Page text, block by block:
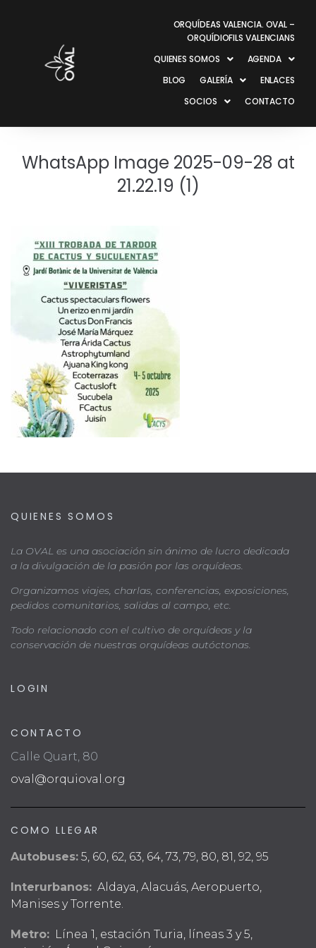
ORQUÍDEAS VALENCIA. OVAL –
ORQUÍDIOFILS VALENCIANS
QUIENES SOMOS
AGENDA
BLOG
GALERÍA
ENLACES
SOCIOS
CONTACTO
WhatsApp Image 2025-09-28 at
21.22.19 (1)
QUIENES SOMOS
La OVAL es una asociación sin ánimo de lucro dedicada
a la divulgación de la pasión por las orquídeas.
Organizamos viajes, charlas, conferencias, exposiciones,
pedidos comunitarios, salidas al campo, etc.
Todo relacionado con el cultivo de orquídeas y la
conservación de nuestras orquídeas autóctonas.
LOGIN
CONTACTO
Calle Quart, 80
oval@orquioval.org
COMO LLEGAR
Autobuses: 5, 60, 62, 63, 64, 73, 79, 80, 81, 92, 95
Interurbanos: Aldaya, Alacuás, Aeropuerto,
Manises y Torrente.
Metro: Línea 1, estación Turia, líneas 3 y 5,